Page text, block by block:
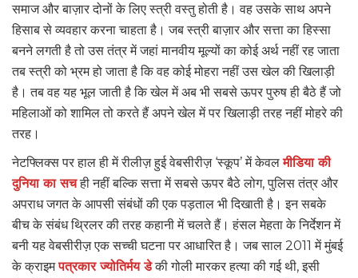
समाज और बाज़ार दोनों के लिए स्त्री वस्तु होती है। वह उसके साथ अपने
हिसाब से व्यवहार करना चाहता है। जब स्त्री बाज़ार और सत्ता का हिस्सा
बनने लगती है तो उस तंत्र में जहां मानवीय मूल्यों का कोई अर्थ नहीं रह जाता
तब स्त्री को भ्रम हो जाता है कि वह कोई मोहरा नहीं उस खेल की खिलाड़ी
है। तब वह यह भूल जाती है कि खेल में अब भी सबसे ऊपर पुरुष ही बैठे हैं जो
महिलाओं को शामिल तो करते हैं अपने खेल में पर खिलाड़ी तरह नहीं मोहरे की
तरह।
नेटफ्लिक्स पर हाल ही में रीलीज़ हुई वेबसीरीज़ ‘स्कूप’ में केवलमीडिया की
दुनिया का सचही नहीं बल्कि सत्ता में सबसे ऊपर बैठे लोग, पुलिस तंत्र और
अपराध जगत के आपसी संबंधों की एक पड़ताल भी दिखाती है। इन सबके
बीच के संबंध थ्रिलर की तरह कहानी में चलते हैं। हंसल मेहता के निर्देशन में
बनी यह वेबसीरीज़ एक सच्ची घटना पर आधारित है। जब साल 2011 में मुंबई
के क्राइमपत्रकार ज्योतिर्मय डेकी गोली मारकर हत्या की गई थी, इसी